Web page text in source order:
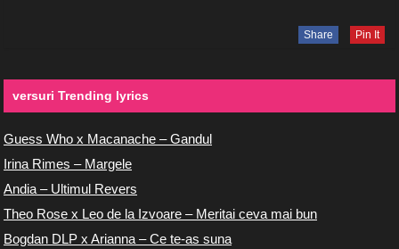
Share Pin It
versuri Trending lyrics
Guess Who x Macanache – Gandul
Irina Rimes – Margele
Andia – Ultimul Revers
Theo Rose x Leo de la Izvoare – Meritai ceva mai bun
Bogdan DLP x Arianna – Ce te-as suna